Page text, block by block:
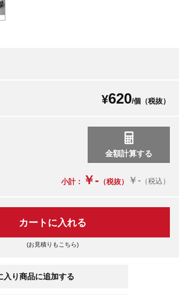
¥620/個（税抜）
小計： ￥- （税抜） ￥- （税込）
カートに入れる
(お見積りもこちら)